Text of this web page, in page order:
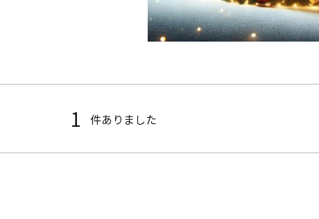
1 件ありました